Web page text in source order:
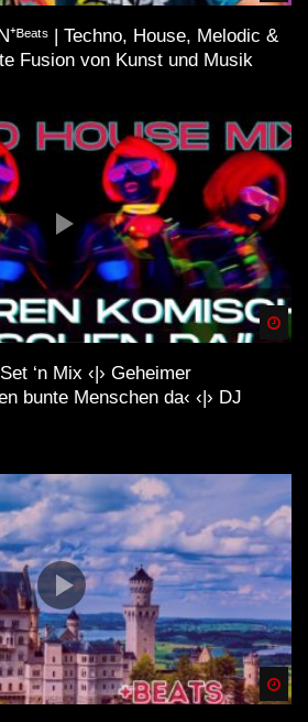
| Techno, House, Melodic &
Fusion von Kunst und Musik
‘n Mix ‹|› Geheimer
bunte Menschen da‹ ‹|› DJ